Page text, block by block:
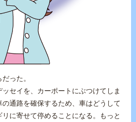
った。
セイを、カーポートにぶつけてしま
通路を確保するため、車はどうして
に寄せて停めることになる。もっと